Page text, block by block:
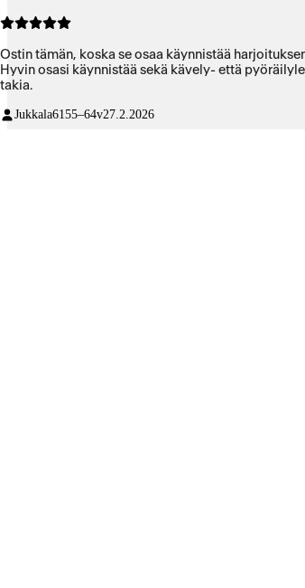
Ostin tämän, koska se osaa käynnistää
Hyvin osasi käynnistää sekä kävely- että
takia.
Jukkala61 55–64v27.2.2026